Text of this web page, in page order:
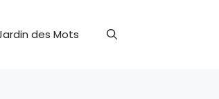
des Mots